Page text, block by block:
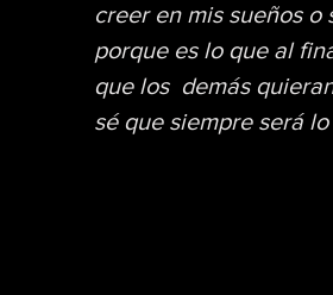
creer en mis sueños
porque es lo que al
que los  demás
sé que siempre será